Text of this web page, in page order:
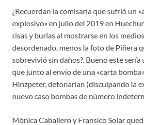
¿Recuerdan la comisaría que sufrió un
explosivo» en julio del 2019 en
risas y burlas al mostrarse en los
desordenado, menos la foto de Piñera
sobrevivió sin daños?. Bueno este sería
que junto al envío de una «carta
Hinzpeter, detonarían (disculpando la
nuevo caso bombas de número
Mónica Caballero y Fransico Solar